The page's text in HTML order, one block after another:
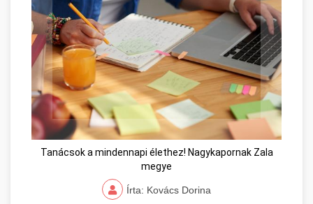
Tanácsok a mindennapi élethez! Nagykapornak Zala
megye
Írta: Kovács Dorina